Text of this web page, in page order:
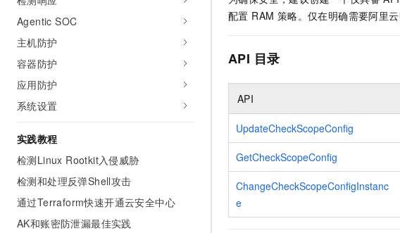
Agentic SOC
主机防护
容器防护
应用防护
系统设置
实践教程
检测Linux Rootkit入侵威胁
检测和处理反弹Shell攻击
通过Terraform快速开通云安全中心
AK和账密防泄漏最佳实践
配置 RAM 策略。仅在明确需要阿里
API 目录
API
UpdateCheckScopeConfig
GetCheckScopeConfig
ChangeCheckScopeConfigInstanc
e
快速部署 Dify，高效搭建 AI 应用
10 分钟在聊天系统中增加一个 AI 助手
在企业官网、通讯软件中为客户提供 AI 客服
Serverless
开发工具
迁移与运维管理
专有云